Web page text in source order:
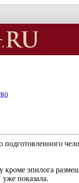
эпилога
показала.